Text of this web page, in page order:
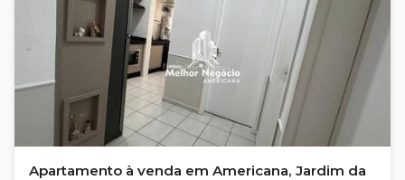
Apartamento à venda em Americana, Jardim da